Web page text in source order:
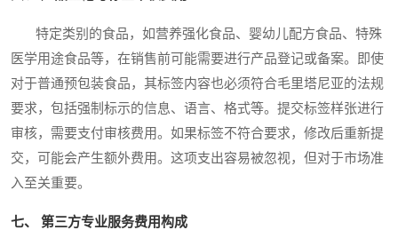
特定类别的食品，如营养强化食品、婴幼儿配方食品、特殊
医学用途食品等，在销售前可能需要进行产品登记或备案。即使
对于普通预包装食品，其标签内容也必须符合毛里塔尼亚的法规
要求，包括强制标示的信息、语言、格式等。提交标签样张进行
审核，需要支付审核费用。如果标签不符合要求，修改后重新提
交，可能会产生额外费用。这项支出容易被忽视，但对于市场准
入至关重要。
七、 第三方专业服务费用构成